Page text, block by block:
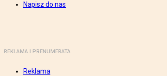
Napisz do nas
REKLAMA I PRENUMERATA
Reklama